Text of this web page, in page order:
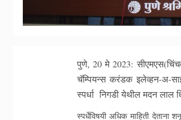
पुणे, 20 मे 2023:
चॅम्पियन्स करंडक इलेव्हन-अ-
स्पर्धा निगडी येथील मदन लाल
स्पर्धेविषयी अधिक माहिती